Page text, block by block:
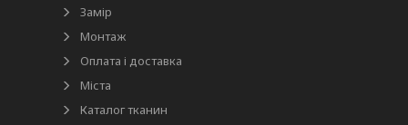
Замір
Монтаж
Оплата і доставка
Міста
Каталог тканин